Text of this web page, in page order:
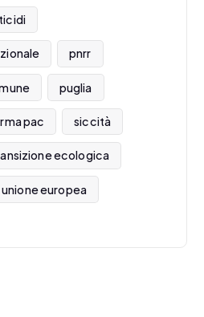
pnrr
puglia
pac siccità
ecologica
unione europea